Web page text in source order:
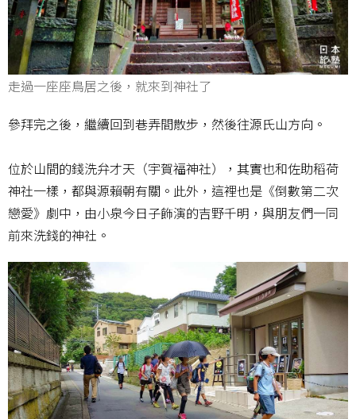
走過一座座鳥居之後，就來到神社了
參拜完之後，繼續回到巷弄間散步，然後往源氏山方向。
位於山間的錢洗弁才天（宇賀福神社），其實也和佐助稻荷
神社一樣，都與源賴朝有關。此外，這裡也是《倒數第二次
戀愛》劇中，由小泉今日子飾演的吉野千明，與朋友們一同
前來洗錢的神社。